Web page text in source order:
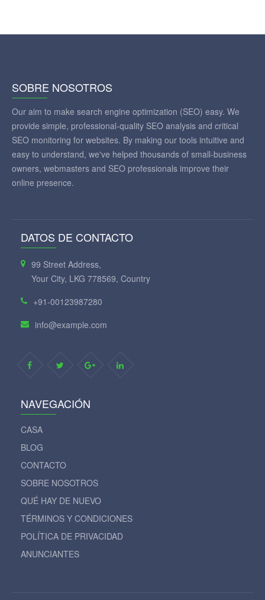
SOBRE NOSOTROS
Our aim to make search engine optimization (SEO) easy. We
provide simple, professional-quality SEO analysis and critical
SEO monitoring for websites. By making our tools intuitive and
easy to understand, we've helped thousands of small-business
owners, webmasters and SEO professionals improve their
online presence.
DATOS DE CONTACTO
99 Street Address,
Your City, LKG 778569, Country
+91-00123987280
info@example.com
NAVEGACIÓN
CASA
BLOG
CONTACTO
SOBRE NOSOTROS
QUÉ HAY DE NUEVO
TÉRMINOS Y CONDICIONES
POLÍTICA DE PRIVACIDAD
ANUNCIANTES